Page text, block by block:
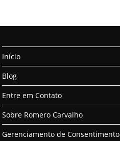
Início
Blog
Entre em Contato
Sobre Romero Carvalho
Gerenciamento de Consentimento